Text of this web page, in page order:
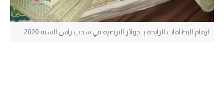
ارقام البطاقات الرابحة بـ جوائز الترضية في سحب راس السنة 2020